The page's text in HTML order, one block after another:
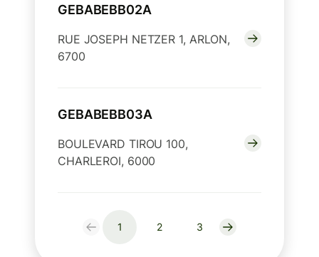
GEBABEBB02A
RUE JOSEPH NETZER 1, ARLON,
6700
GEBABEBB03A
BOULEVARD TIROU 100,
CHARLEROI, 6000
1 2 3